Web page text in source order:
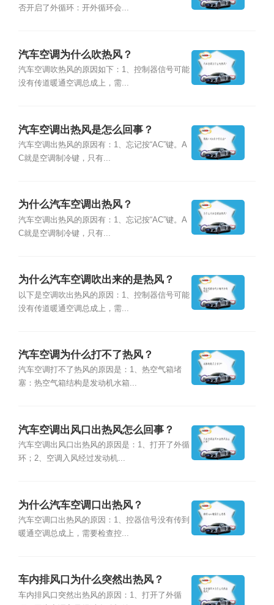
否开启了外循环：开外循环会...
汽车空调为什么吹热风？
汽车空调吹热风的原因如下：1、控制器信号可能
没有传道暖通空调总成上，需...
汽车空调出热风是怎么回事？
汽车空调出热风的原因有：1、忘记按“AC”键。A
C就是空调制冷键，只有...
为什么汽车空调出热风？
汽车空调出热风的原因有：1、忘记按“AC”键。A
C就是空调制冷键，只有...
为什么汽车空调吹出来的是热风？
以下是空调吹出热风的原因：1、控制器信号可能
没有传道暖通空调总成上，需...
汽车空调为什么打不了热风？
汽车空调打不了热风的原因是：1、热空气箱堵
塞：热空气箱结构是发动机水箱...
汽车空调出风口出热风怎么回事？
汽车空调出风口出热风的原因是：1、打开了外循
环；2、空调入风经过发动机...
为什么汽车空调口出热风？
汽车空调口出热风的原因：1、控器信号没有传到
暖通空调总成上，需要检查控...
车内排风口为什么突然出热风？
车内排风口突然出热风的原因：1、打开了外循